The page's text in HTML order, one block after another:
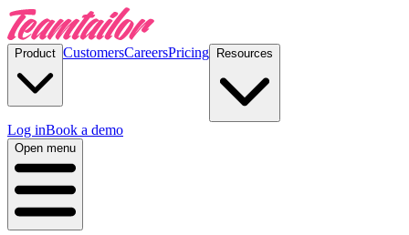
Product CustomersCareersPricing Resources
Log inBook a demo
Open menu